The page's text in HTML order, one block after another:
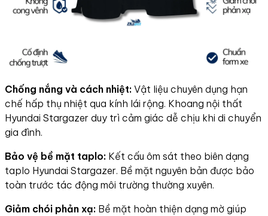
Chống nắng và cách nhiệt: Vật liệu chuyên dụng hạn
chế hấp thụ nhiệt qua kính lái rộng. Khoang nội thất
Hyundai Stargazer duy trì cảm giác dễ chịu khi di chuyển
gia đình.
Bảo vệ bề mặt taplo: Kết cấu ôm sát theo biên dạng
taplo Hyundai Stargazer. Bề mặt nguyên bản được bảo
toàn trước tác động môi trường thường xuyên.
Giảm chói phản xạ: Bề mặt hoàn thiện dạng mờ giúp